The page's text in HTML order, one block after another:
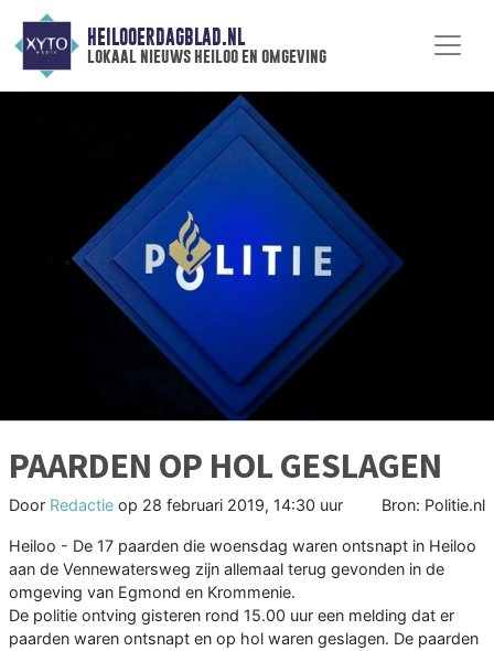
HEILOOERDAGBLAD.NL
lokaal nieuws heiloo en omgeving
PAARDEN OP HOL GESLAGEN
Door Redactie op 28 februari 2019, 14:30 uur Bron: Politie.nl
Heiloo - De 17 paarden die woensdag waren ontsnapt in Heiloo
aan de Vennewatersweg zijn allemaal terug gevonden in de
omgeving van Egmond en Krommenie.
De politie ontving gisteren rond 15.00 uur een melding dat er
paarden waren ontsnapt en op hol waren geslagen. De paarden